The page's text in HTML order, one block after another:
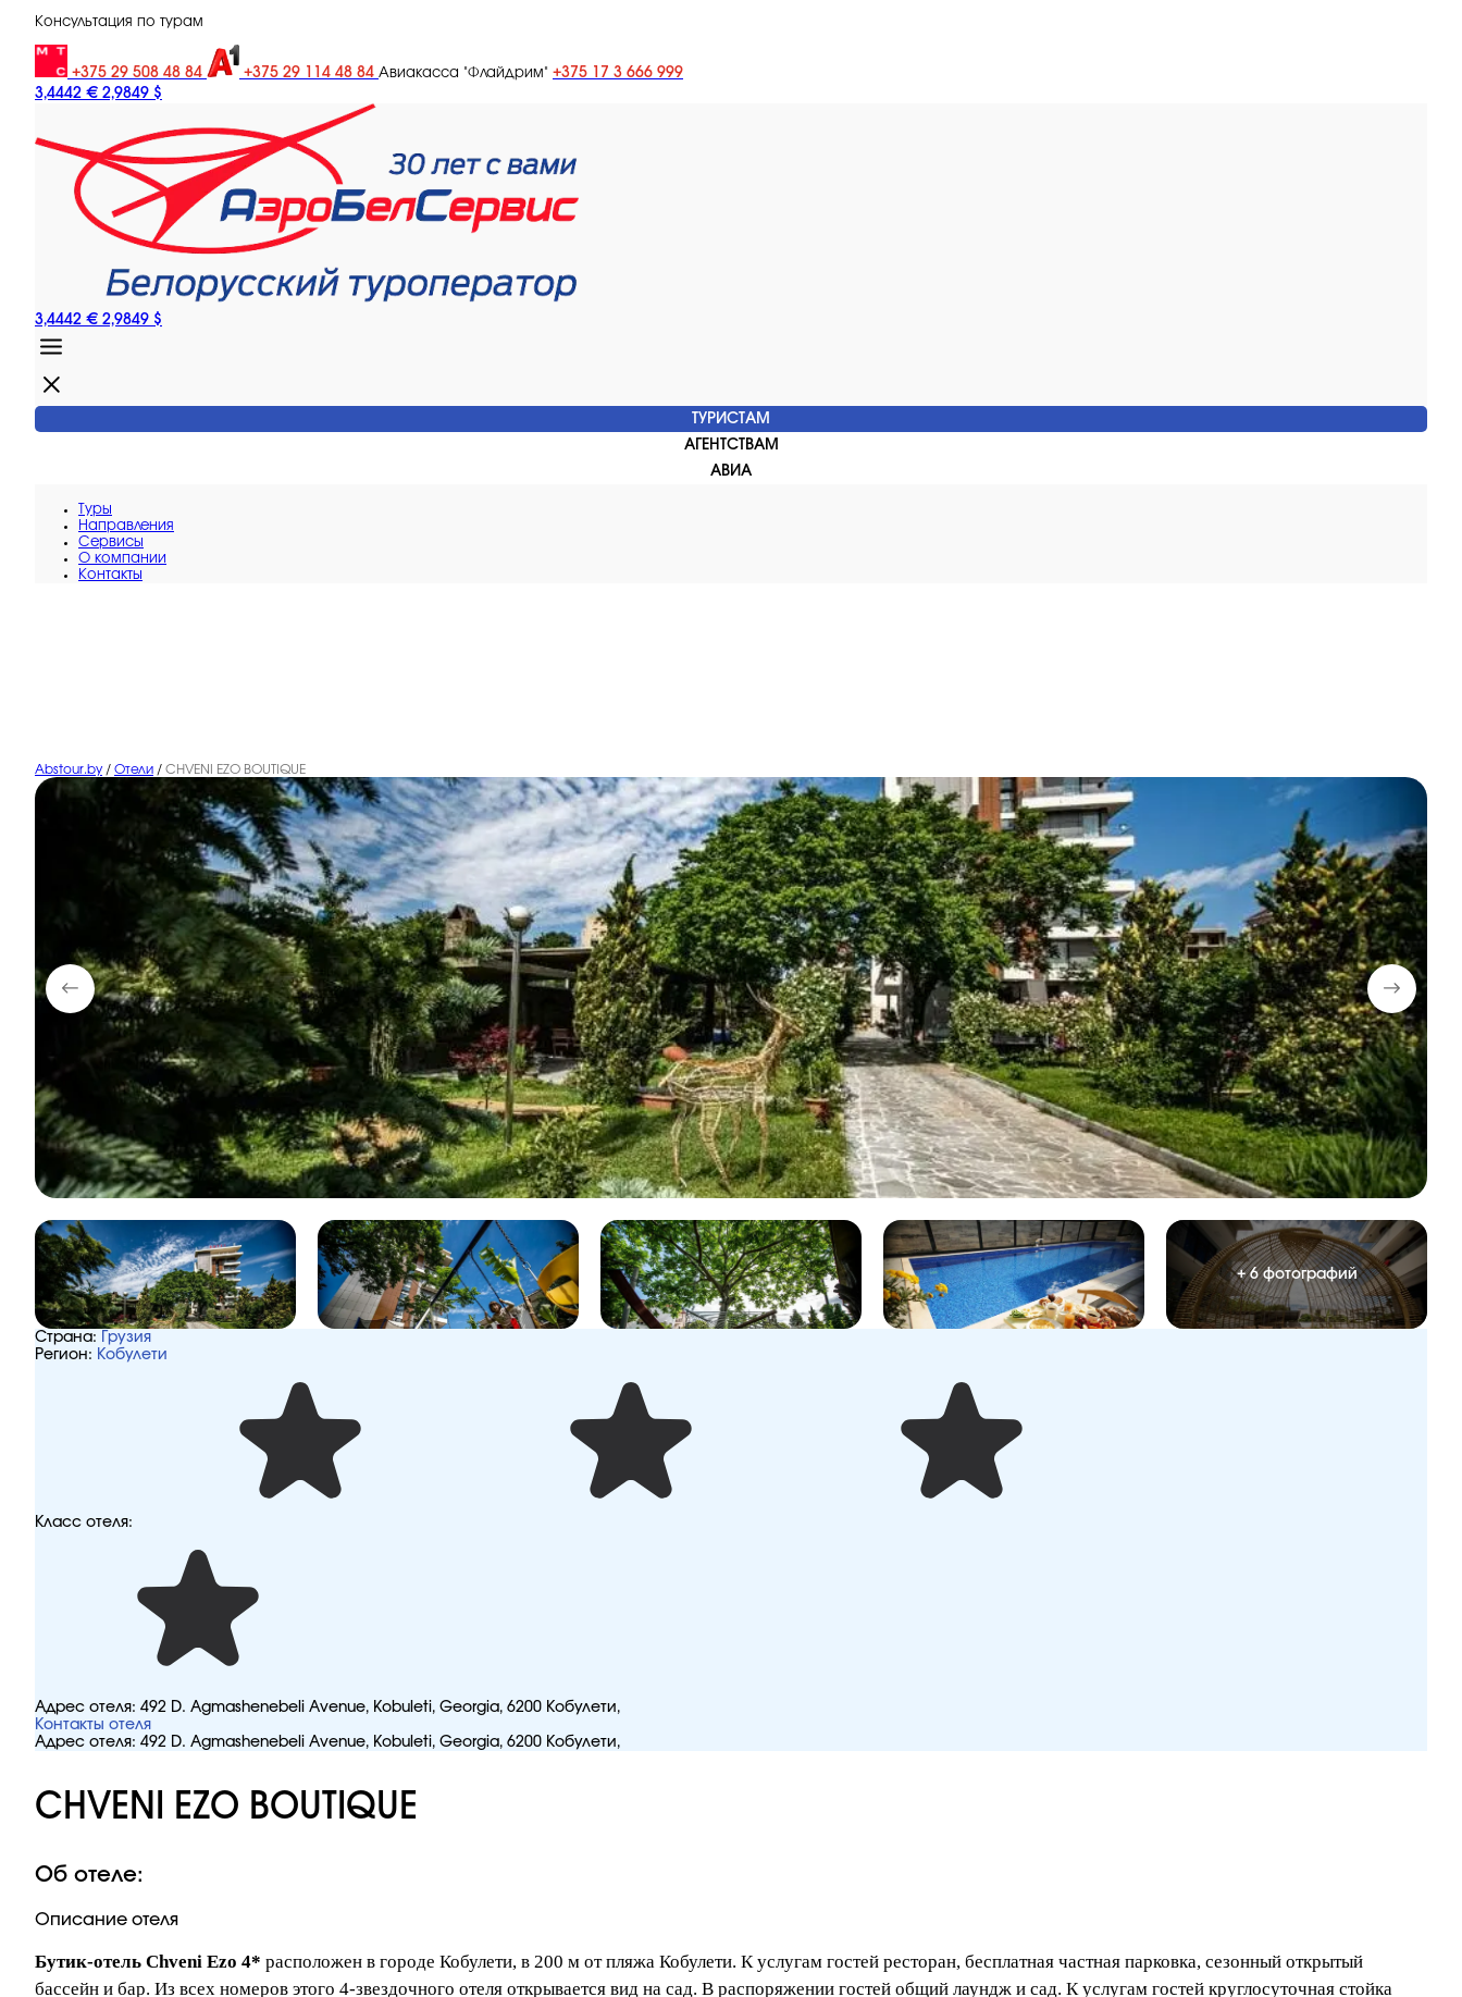
Консультация по турам
+375 29 508 48 84 +375 29 114 48 84 Авиакасса "Флайдрим" +375 17 3 666 999
3,4442 € 2,9849 $
3,4442 € 2,9849 $
ТУРИСТАМ
АГЕНТСТВАМ
АВИА
Туры
Направления
Сервисы
O компании
Контакты
Abstour.by / Отели / CHVENI EZO BOUTIQUE
+ 6 фотографий
Страна:
Грузия
Регион: Кобулети
Класс отеля:
Адрес отеля: 492 D. Agmashenebeli Avenue, Kobuleti, Georgia, 6200 Кобулети,
Контакты отеля
Адрес отеля: 492 D. Agmashenebeli Avenue, Kobuleti, Georgia, 6200 Кобулети,
CHVENI EZO BOUTIQUE
Об отеле:
Описание отеля
Бутик-отель Chveni Ezo 4* расположен в городе Кобулети, в 200 м от пляжа Кобулети. К услугам гостей ресторан, бесплатная частная парковка, сезонный открытый
бассейн и бар. Из всех номеров этого 4-звездочного отеля открывается вид на сад. В распоряжении гостей общий лаундж и сад. К услугам гостей круглосуточная стойка